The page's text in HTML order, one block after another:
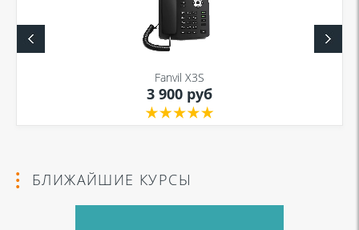
Fanvil X3S
3 900 руб
БЛИЖАЙШИЕ КУРСЫ